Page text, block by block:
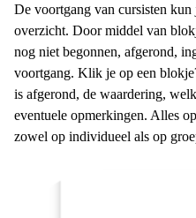
De voortgang van cursisten
overzicht. Door middel van
nog niet begonnen, afgerond,
voortgang. Klik je op een
is afgerond, de waardering,
eventuele opmerkingen. Alles
zowel op individueel als op